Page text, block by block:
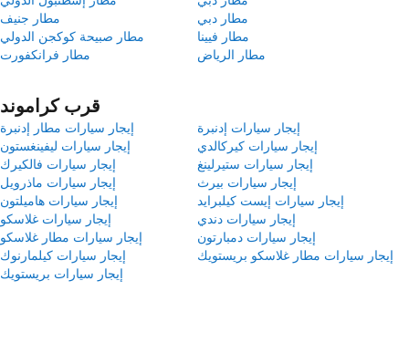
مطار جنيف
مطار دبي
مطار صبيحة كوكجن الدولي
مطار فيينا
مطار فرانكفورت
مطار الرياض
قرب كراموند
إيجار سيارات مطار إدنبرة
إيجار سيارات إدنبرة
إيجار سيارات ليفينغستون
إيجار سيارات كيركالدي
إيجار سيارات فالكيرك
إيجار سيارات ستيرلينغ
إيجار سيارات ماذرويل
إيجار سيارات بيرث
إيجار سيارات هاميلتون
إيجار سيارات إيست كيلبرايد
إيجار سيارات غلاسكو
إيجار سيارات دندي
إيجار سيارات مطار غلاسكو
إيجار سيارات دمبارتون
إيجار سيارات كيلمارنوك
إيجار سيارات مطار غلاسكو بريستويك
إيجار سيارات بريستويك